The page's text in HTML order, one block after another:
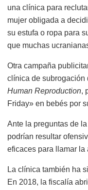
una clínica para
mujer obligada a
su estufa o ropa para
que muchas
Otra campaña
clínica de subrogación
Human Reproduction,
Friday» en bebés por
Ante la preguntas de
podrían resultar
eficaces para llamar la
La clínica también ha
En 2018, la fiscalía